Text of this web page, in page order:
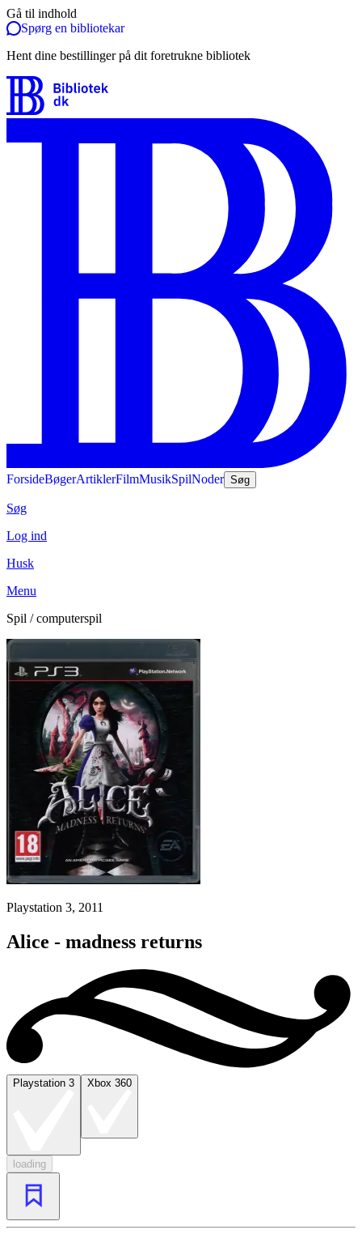
Gå til indhold
Spørg en bibliotekar
Hent dine bestillinger på dit foretrukne bibliotek
ForsideBøgerArtiklerFilmMusikSpilNoder Søg
Søg
Log ind
Husk
Menu
Spil / computerspil
Playstation 3, 2011
Alice - madness returns
Playstation 3 Xbox 360
loading